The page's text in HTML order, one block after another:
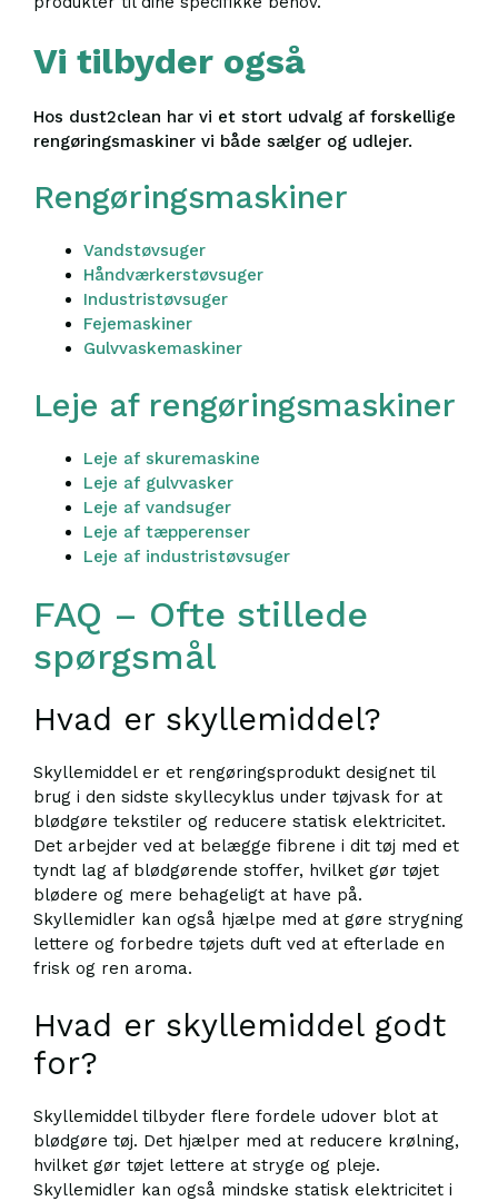
Vi tilbyder også
Hos dust2clean har vi et stort udvalg af forskellige
rengøringsmaskiner vi både sælger og udlejer.
Rengøringsmaskiner
Vandstøvsuger
Håndværkerstøvsuger
Industristøvsuger
Fejemaskiner
Gulvvaskemaskiner
Leje af rengøringsmaskiner
Leje af skuremaskine
Leje af gulvvasker
Leje af vandsuger
Leje af tæpperenser
Leje af industristøvsuger
FAQ – Ofte stillede
spørgsmål
Hvad er skyllemiddel?
Skyllemiddel er et rengøringsprodukt designet til
brug i den sidste skyllecyklus under tøjvask for at
blødgøre tekstiler og reducere statisk elektricitet.
Det arbejder ved at belægge fibrene i dit tøj med et
tyndt lag af blødgørende stoffer, hvilket gør tøjet
blødere og mere behageligt at have på.
Skyllemidler kan også hjælpe med at gøre strygning
lettere og forbedre tøjets duft ved at efterlade en
frisk og ren aroma.
Hvad er skyllemiddel godt
for?
Skyllemiddel tilbyder flere fordele udover blot at
blødgøre tøj. Det hjælper med at reducere krølning,
hvilket gør tøjet lettere at stryge og pleje.
Skyllemidler kan også mindske statisk elektricitet i